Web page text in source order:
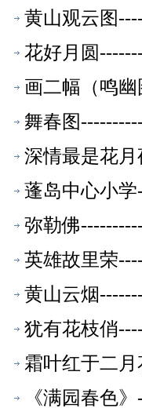
黄山观云图
花好月圆
画二幅（鸣
舞春图
深情最是花
蓬岛中心小
弥勒佛
英雄故里荣
黄山云烟
犹有花枝俏
霜叶红于二
《满园春色